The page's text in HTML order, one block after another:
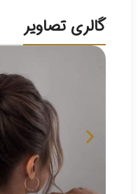
گالری تصاویر